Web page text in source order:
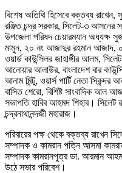
বিশেষ অতিথি হিসেবে বক্তব্য
রঞ্জিত চন্দ্র সরকার, সিলেট-৩ আসনের
উপজেলা পরিষদ চেয়ারম্যান অধ্যক্ষ
মামুন, ২০ নং আজাদুর রহমান আজাদ,
ওয়ার্ড কাউন্সিলর জাহাঙ্গীর আলম,
আনোয়ার আলাউর, বাংলাদেশ বার
আনাম মিন্টু, ওয়ার্স পার্টি নেতা
বাসিত শেরো, বিশিষ্ট সাংবাদিক আল
সভাপতি হাবিব আহমদ শিহাব। সিলেট
চন্দ্রনাথানন্দজী মহারাজ।
পরিবারের পক্ষ থেকে বক্তব্য রাখেন
সম্পাদক ও কামরান পত্নি আসমা
সম্পাদক কামরানপুত্র ডা. আরমান
উঠে সভার পরিবেশ।